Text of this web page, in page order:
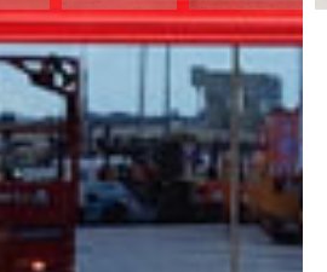
para trabajar en interior, alcanzan
26,5m. Se caracterizan por llevas ruedas
lo que permite ampliar la zona de